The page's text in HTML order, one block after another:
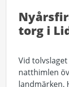
torg i
Vid
natthimlen
landmärken.